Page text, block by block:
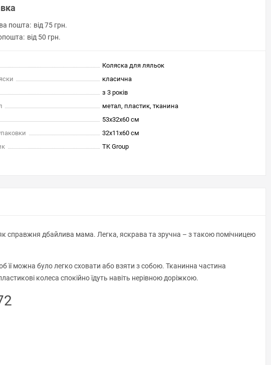
пошта: від 75 грн.
від 50 грн.
Коляска для ляльок
класична
з 3 років
метал, пластик, тканина
53x32x60 см
32x11x60 см
TK Group
справжня дбайлива мама. Легка, яскрава та зручна – з такою помічницею
можна було легко сховати або взяти з собою. Тканинна частина
колеса спокійно їдуть навіть нерівною доріжкою.